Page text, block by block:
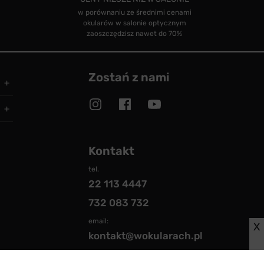
w porównaniu ze średnimi cenami
okularów w salonie optycznym
zaoszczędzisz nawet do 70%
Zostań z nami
Kontakt
tel.
22 113 4447
732 083 732
email:
kontakt@wokularach.pl
X